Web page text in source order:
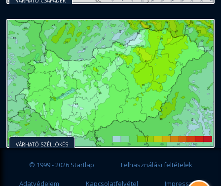
VÁRHATÓ SZÉLLÖKÉS
© 1999 - 2026 Startlap Felhasználási feltételek
Adatvédelem Kapcsolatfelvétel Impresszum